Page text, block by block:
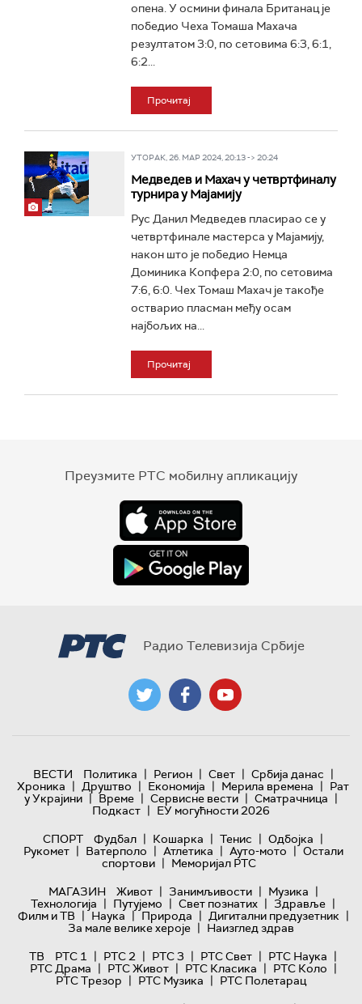
опена. У осмини финала Британац је
победио Чеха Томаша Махача
резултатом 3:0, по сетовима 6:3, 6:1,
6:2...
Прочитај
УТОРАК, 26. МАР 2024, 20:13 -> 20:24
Медведев и Махач у четвртфиналу
турнира у Мајамију
Рус Данил Медведев пласирао се у
четвртфинале мастерса у Мајамију,
након што је победио Немца
Доминика Копфера 2:0, по сетовима
7:6, 6:0. Чех Томаш Махач је такође
остварио пласман међу осам
најбољих на...
Прочитај
Преузмите РТС мобилну апликацију
Радио Телевизија Србије
ВЕСТИ Политика | Регион | Свет | Србија данас |
Хроника | Друштво | Економија | Мерила времена | Рат
у Украјини | Време | Сервисне вести | Сматрачница |
Подкаст | ЕУ могућности 2026
СПОРТ
Фудбал | Кошарка | Тенис | Одбојка |
Рукомет | Ватерполо | Атлетика | Ауто-мото | Остали
спортови | Меморијал РТС
МАГАЗИН
Живот | Занимљивости | Музика |
Технологијa | Путујемо | Свет познатих | Здравље |
Филм и ТВ | Наука | Природа | Дигитални предузетник |
За мале велике хероје | Наизглед здрав
ТВ
РТС 1 | РТС 2 | РТС 3 | РТС Свет | РТС Наука |
РТС Драма | РТС Живот | РТС Класика | РТС Коло |
РТС Трезор | РТС Музика | РТС Полетарац